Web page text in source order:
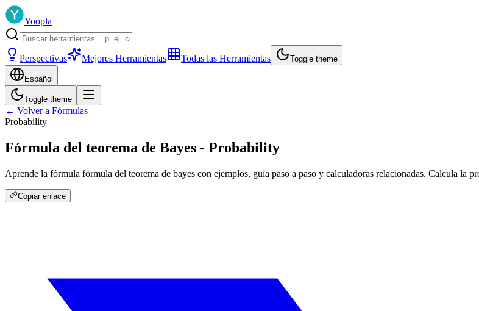
Yoopla
Perspectivas Mejores Herramientas Todas las Herramientas Toggle theme
Español
Toggle theme
← Volver a Fórmulas
Probability
Fórmula del teorema de Bayes - Probability
Aprende la fórmula fórmula del teorema de bayes con ejemplos, guía paso a paso y calculadoras relacionadas. Calcula la
Copiar enlace